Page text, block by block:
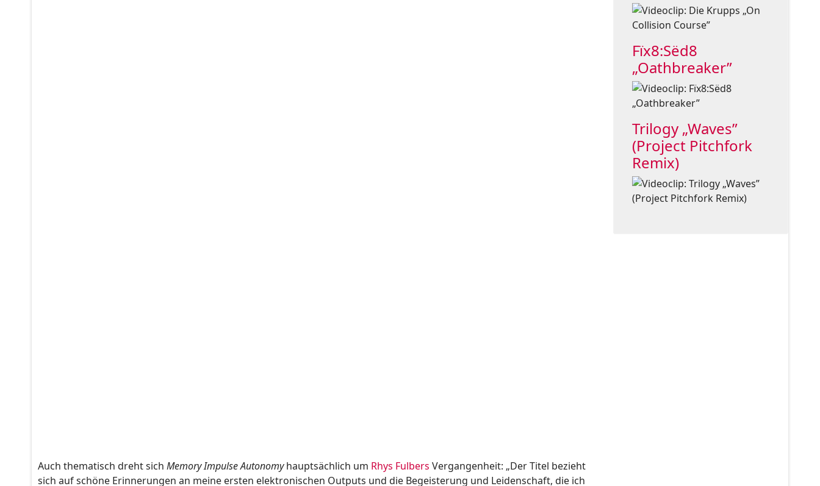
Auch thematisch dreht sich Memory Impulse Autonomyhauptsächlich um Rhys Fulbers Vergangenheit: „Der Titel bezieht
sich auf schöne Erinnerungen an meine ersten elektronischen Outputs und die Begeisterung und Leidenschaft, die ich
Fïx8:Sëd8
„Oathbreaker”
Trilogy „Waves”
(Project Pitchfork
Remix)